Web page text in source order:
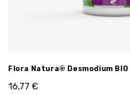
Flora Natura® Desmodium BIO
16,77 €